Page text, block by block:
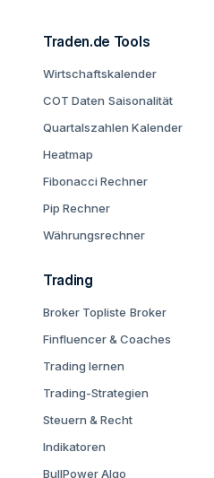
Traden.de Tools
Wirtschaftskalender
COT Daten Saisonalität
Quartalszahlen Kalender
Heatmap
Fibonacci Rechner
Pip Rechner
Währungsrechner
Trading
Broker Topliste Broker
Finfluencer & Coaches
Trading lernen
Trading-Strategien
Steuern & Recht
Indikatoren
BullPower Algo